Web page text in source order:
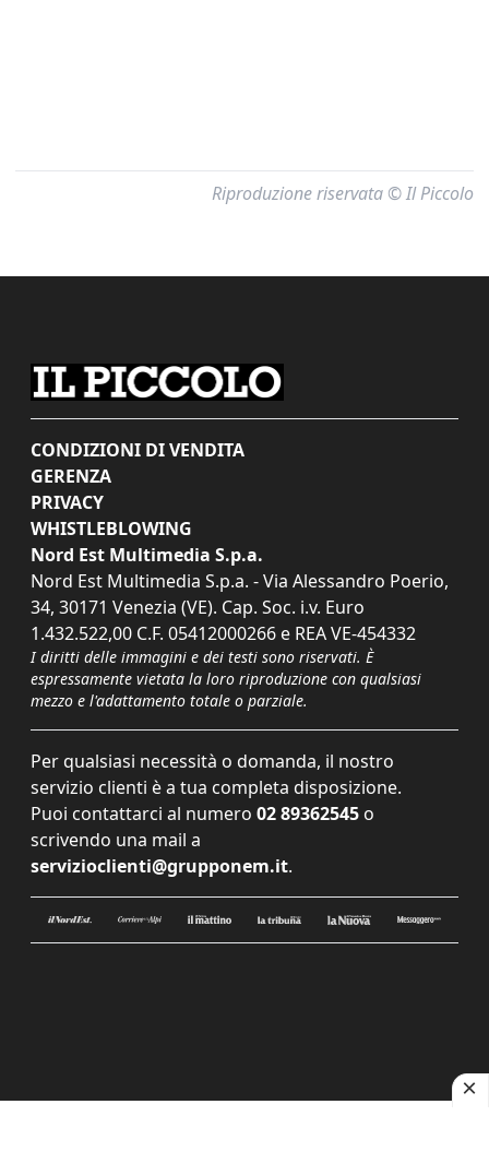
Riproduzione riservata © Il Piccolo
CONDIZIONI DI VENDITA
GERENZA
PRIVACY
WHISTLEBLOWING
Nord Est Multimedia S.p.a.
Nord Est Multimedia S.p.a. - Via Alessandro Poerio,
34, 30171 Venezia (VE). Cap. Soc. i.v. Euro
1.432.522,00 C.F. 05412000266 e REA VE-454332
I diritti delle immagini e dei testi sono riservati. È
espressamente vietata la loro riproduzione con qualsiasi
mezzo e l'adattamento totale o parziale.
Per qualsiasi necessità o domanda, il nostro
servizio clienti è a tua completa disposizione.
Puoi contattarci al numero 02 89362545 o
scrivendo una mail a
servizioclienti@grupponem.it.